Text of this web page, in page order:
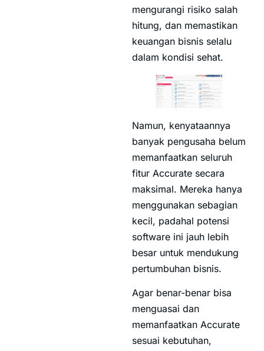
mengurangi risiko salah
hitung, dan memastikan
keuangan bisnis selalu
dalam kondisi sehat.
Namun, kenyataannya
banyak pengusaha belum
memanfaatkan seluruh
fitur Accurate secara
maksimal. Mereka hanya
menggunakan sebagian
kecil, padahal potensi
software ini jauh lebih
besar untuk mendukung
pertumbuhan bisnis.
Agar benar-benar bisa
menguasai dan
memanfaatkan Accurate
sesuai kebutuhan,